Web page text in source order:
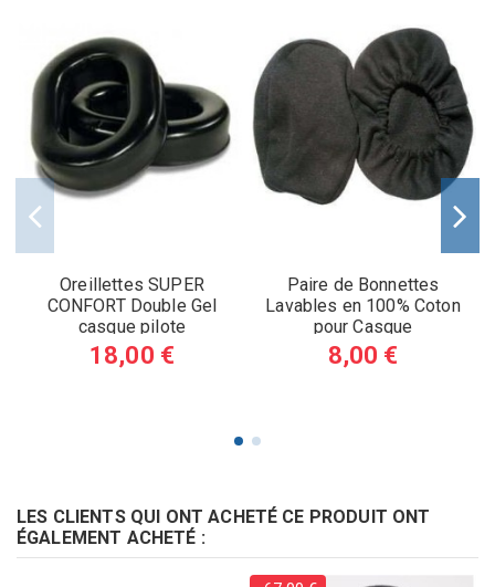
Oreillettes SUPER
CONFORT Double Gel
casque pilote
18,00 €
Paire de Bonnettes
Lavables en 100% Coton
pour Casque
8,00 €
LES CLIENTS QUI ONT ACHETÉ CE PRODUIT ONT
ÉGALEMENT ACHETÉ :